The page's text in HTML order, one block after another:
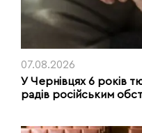
07.08.2026
У Чернівцях 6 років
радів російським